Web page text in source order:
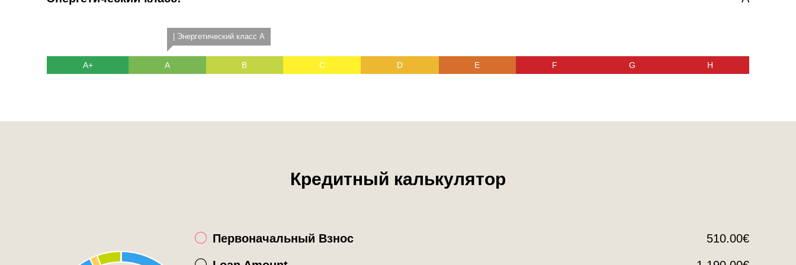
A+
| Энергетический класс A
A B C D E F G H
Кредитный калькулятор
Первоначальный Взнос 510.00€